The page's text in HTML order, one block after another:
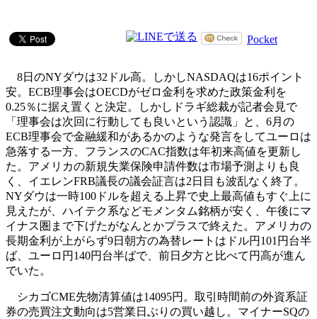
Pocket
8日のNYダウは32ドル高。しかしNASDAQは16ポイント
安。ECB理事会はOECDがゼロ金利を求めた政策金利を
0.25％に据え置くと決定。しかしドラギ総裁が記者会見で
「理事会は次回に行動しても良いという認識」と、6月の
ECB理事会で金融緩和があるかのような発言をしてユーロは
急落する一方、フランスのCAC指数は年初来高値を更新し
た。アメリカの新規失業保険申請件数は市場予測よりも良
く、イエレンFRB議長の議会証言は2日目も波乱なく終了。
NYダウは一時100ドルを超える上昇で史上最高値もすぐ上に
見えたが、ハイテク系などモメンタム銘柄が安く、午後にマ
イナス圏まで下げたがなんとかプラスで終えた。アメリカの
長期金利が上がらず9日朝方の為替レートはドル円101円台半
ば、ユーロ円140円台半ばで、前日夕方と比べて円高が進ん
でいた。
シカゴCME先物清算値は14095円。取引時間前の外資系証
券の売買注文動向は5営業日ぶりの買い越し。マイナーSQの